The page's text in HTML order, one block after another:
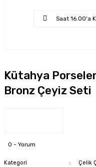
Saat 16.00'a
Kütahya
Bronz Çeyiz Seti
0 - Yorum
Kategori
Çelik